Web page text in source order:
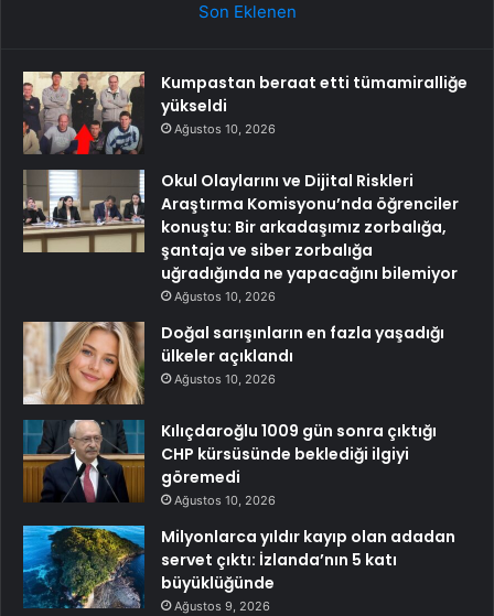
Son Eklenen
Kumpastan beraat etti tümamiralliğe
yükseldi
Ağustos 10, 2026
Okul Olaylarını ve Dijital Riskleri
Araştırma Komisyonu’nda öğrenciler
konuştu: Bir arkadaşımız zorbalığa,
şantaja ve siber zorbalığa
uğradığında ne yapacağını bilemiyor
Ağustos 10, 2026
Doğal sarışınların en fazla yaşadığı
ülkeler açıklandı
Ağustos 10, 2026
Kılıçdaroğlu 1009 gün sonra çıktığı
CHP kürsüsünde beklediği ilgiyi
göremedi
Ağustos 10, 2026
Milyonlarca yıldır kayıp olan adadan
servet çıktı: İzlanda’nın 5 katı
büyüklüğünde
Ağustos 9, 2026